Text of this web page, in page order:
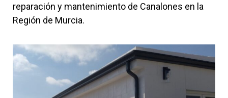
reparación y mantenimiento de Canalones en la
Región de Murcia.